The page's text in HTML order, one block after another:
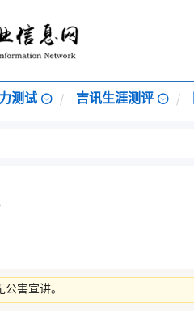
测试 吉讯生涯测评
害宣讲。